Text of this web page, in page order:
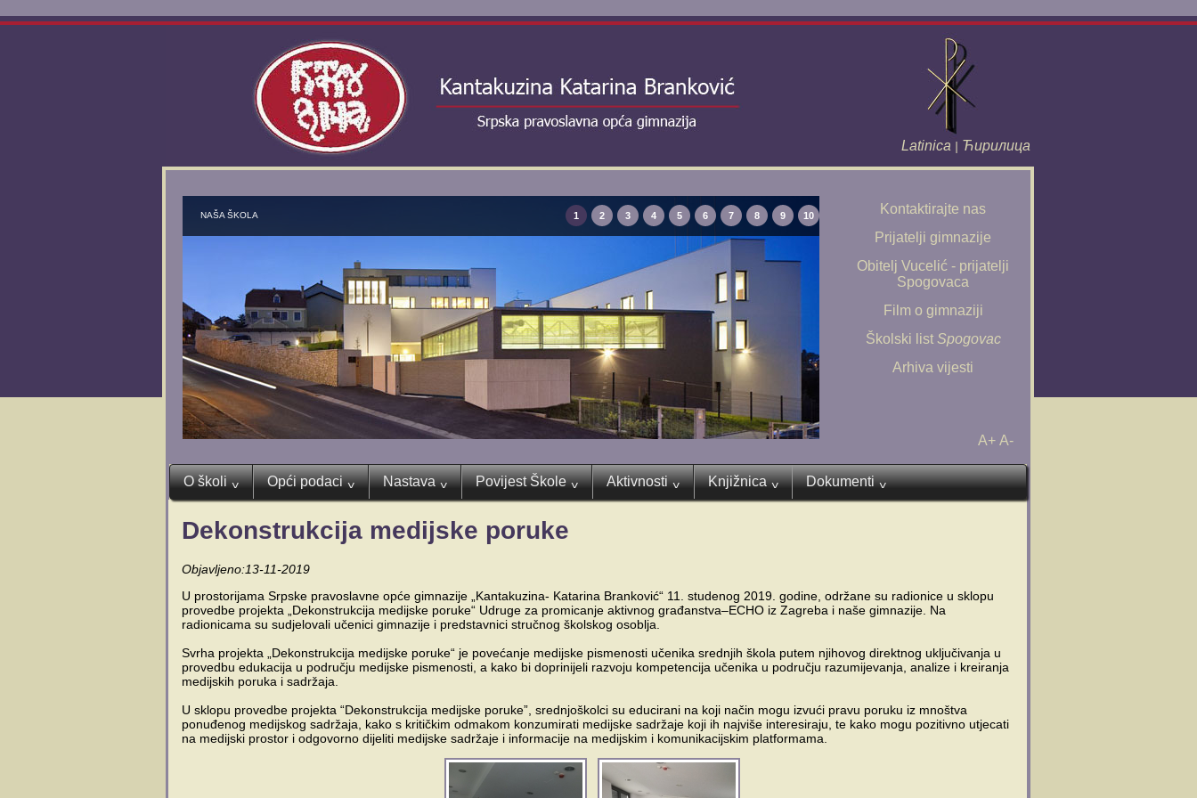
Latinica | Ћирилица
NAŠA ŠKOLA 1 2 3 4 5 6 7 8 9 10
Kontaktirajte nas
Prijatelji gimnazije
Obitelj Vucelić - prijatelji
Spogovaca
Film o gimnaziji
Školski list Spogovac
Arhiva vijesti
A+ A-
O školi ^ Opći podaci ^ Nastava ^ Povijest Škole ^ Aktivnosti ^ Knjižnica ^ Dokumenti ^
Dekonstrukcija medijske poruke
Objavljeno:13-11-2019
U prostorijama Srpske pravoslavne opće gimnazije „Kantakuzina- Katarina Branković“ 11. studenog 2019. godine, održane su radionice u sklopu
provedbe projekta „Dekonstrukcija medijske poruke“ Udruge za promicanje aktivnog građanstva–ECHO iz Zagreba i naše gimnazije. Na
radionicama su sudjelovali učenici gimnazije i predstavnici stručnog školskog osoblja.
Svrha projekta „Dekonstrukcija medijske poruke“ je povećanje medijske pismenosti učenika srednjih škola putem njihovog direktnog uključivanja u
provedbu edukacija u području medijske pismenosti, a kako bi doprinijeli razvoju kompetencija učenika u području razumijevanja, analize i kreiranja
medijskih poruka i sadržaja.
U sklopu provedbe projekta “Dekonstrukcija medijske poruke”, srednjoškolci su educirani na koji način mogu izvući pravu poruku iz mnoštva
ponuđenog medijskog sadržaja, kako s kritičkim odmakom konzumirati medijske sadržaje koji ih najviše interesiraju, te kako mogu pozitivno utjecati
na medijski prostor i odgovorno dijeliti medijske sadržaje i informacije na medijskim i komunikacijskim platformama.